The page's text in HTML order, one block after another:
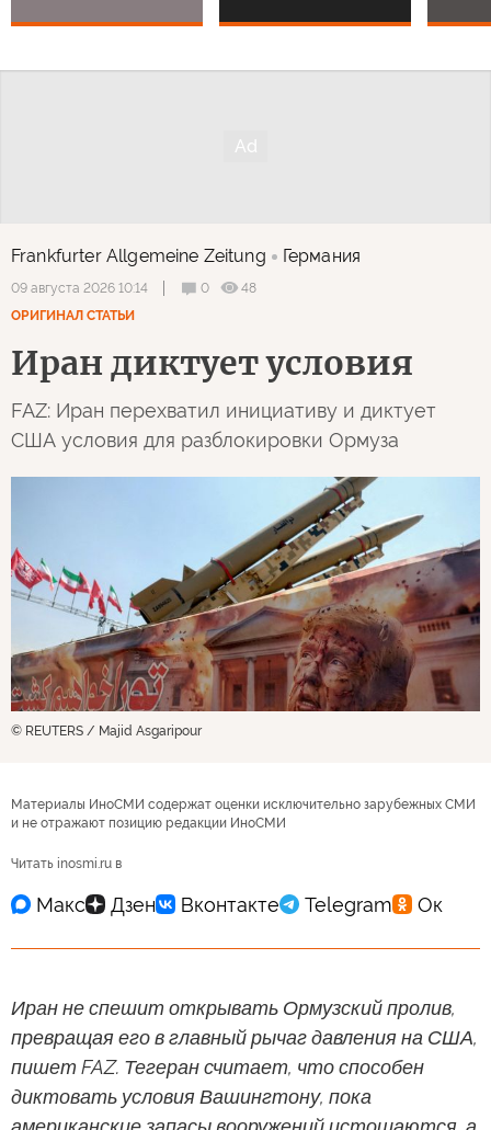
Frankfurter Allgemeine Zeitung Германия
09 августа 2026 10:14 0
48
ОРИГИНАЛ СТАТЬИ
Иран диктует условия
FAZ: Иран перехватил инициативу и диктует
США условия для разблокировки Ормуза
© REUTERS / Majid Asgaripour
Материалы ИноСМИ содержат оценки исключительно зарубежных СМИ
и не отражают позицию редакции ИноСМИ
Читать inosmi.ru в
Иран не спешит открывать Ормузский пролив,
превращая его в главный рычаг давления на США,
пишет FAZ. Тегеран считает, что способен
диктовать условия Вашингтону, пока